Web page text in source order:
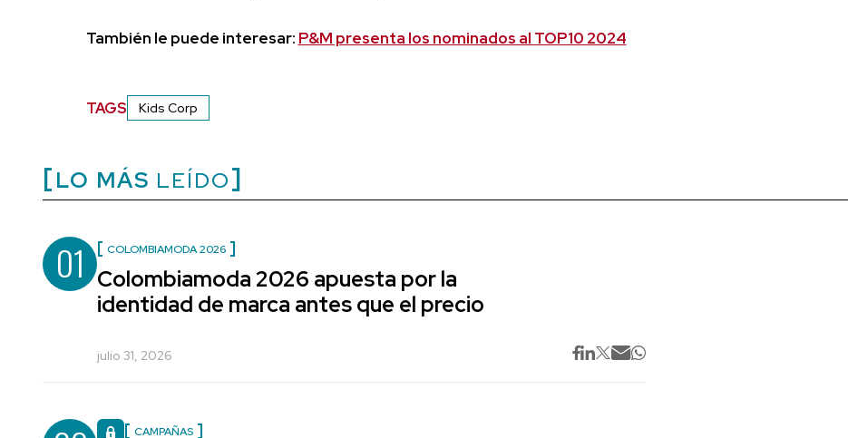
También le puede interesar: P&M presenta los nominados al TOP10 2024
TAGS Kids Corp
LO MÁS LEÍDO
01 COLOMBIAMODA 2026
Colombiamoda 2026 apuesta por la
identidad de marca antes que el precio
julio 31, 2026
CAMPAÑAS